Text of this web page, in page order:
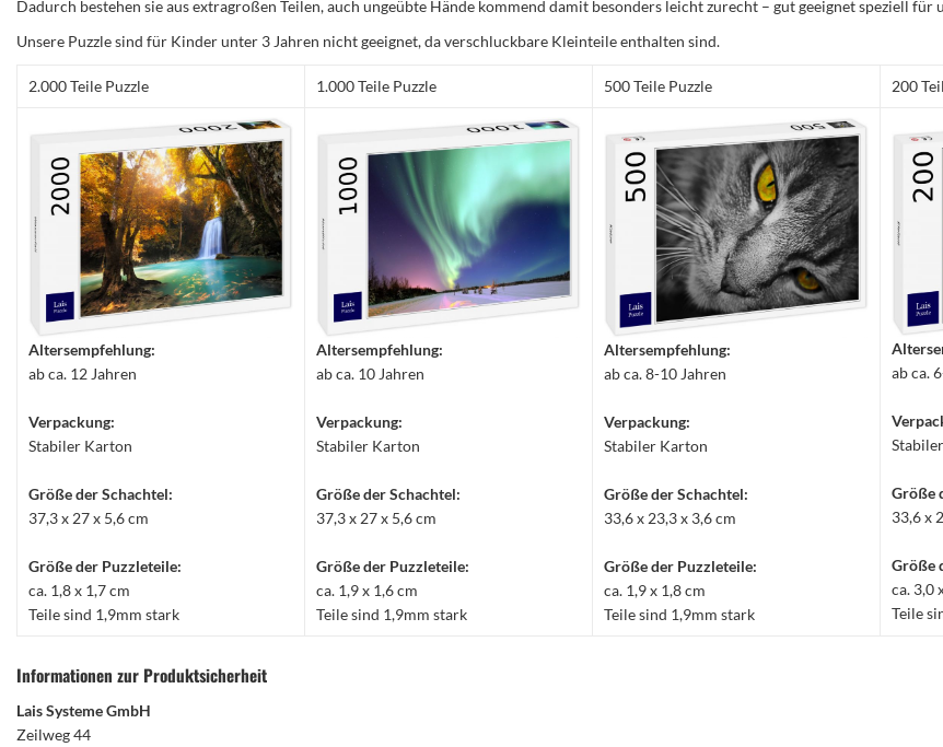
Dadurch bestehen sie aus extragroßen Teilen, auch ungeübte Hände kommend damit besonders leicht zurecht – gut geeignet speziell für
Unsere Puzzle sind für Kinder unter 3 Jahren nicht geeignet, da verschluckbare Kleinteile enthalten sind.
2.000 Teile Puzzle 1.000 Teile Puzzle 500 Teile Puzzle 200
Altersempfehlung:
ab ca. 12 Jahren
Verpackung:
Stabiler Karton
Größe der Schachtel:
37,3 x 27 x 5,6 cm
Größe der Puzzleteile:
ca. 1,8 x 1,7 cm
Teile sind 1,9mm stark
Altersempfehlung:
ab ca. 10 Jahren
Verpackung:
Stabiler Karton
Größe der Schachtel:
37,3 x 27 x 5,6 cm
Größe der Puzzleteile:
ca. 1,9 x 1,6 cm
Teile sind 1,9mm stark
Altersempfehlung:
ab ca. 8-10 Jahren
Verpackung:
Stabiler Karton
Größe der Schachtel:
33,6 x 23,3 x 3,6 cm
Größe der Puzzleteile:
ca. 1,9 x 1,8 cm
Teile sind 1,9mm stark
ab ca.
Größe
33,6 x
Größe
ca. 3,0
Teile
Informationen zur Produktsicherheit
Lais Systeme GmbH
Zeilweg 44